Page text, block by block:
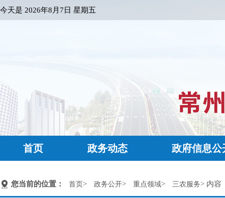
今天是 2026年8月7日 星期五
首页 政务动态 政府信息公
您当前的位置： 首页> 政务公开> 重点领域> 三农服务> 内容